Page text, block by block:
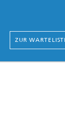
ZUR